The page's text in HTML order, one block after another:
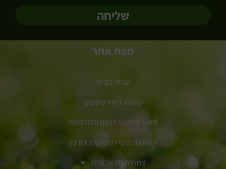
שליחה
מפת אתר
עמוד הבית
קטלוג דשא סינטטי
דשא סינטטי לגינה ולמרפסת
דשא סינטטי למגרשי כדורגל
צמחיה מלאכותית